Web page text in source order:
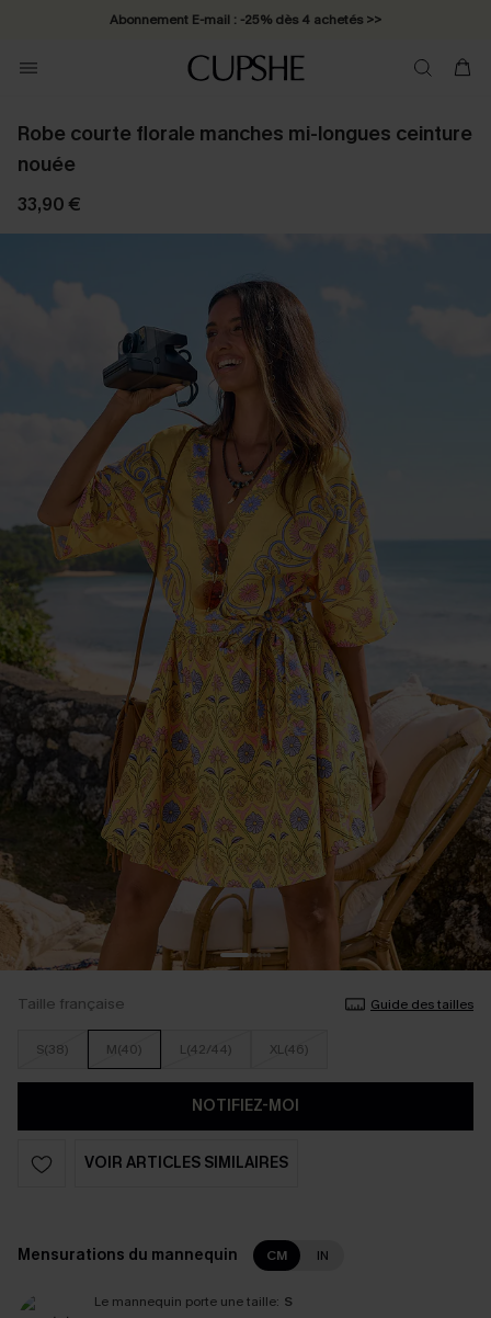
Abonnement E-mail : -25% dès 4 achetés >>
Robe courte florale manches mi-longues ceinture
nouée
33,90 €
Taille française Guide des tailles
S(38) M(40) L(42/44) XL(46)
NOTIFIEZ-MOI
VOIR ARTICLES SIMILAIRES
Mensurations du mannequin CM IN
Le mannequin porte une taille: S